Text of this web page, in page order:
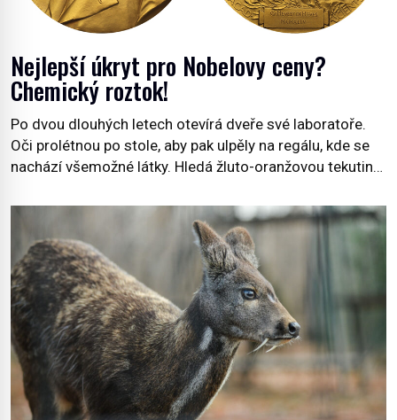
Nejlepší úkryt pro Nobelovy ceny?
Chemický roztok!
Po dvou dlouhých letech otevírá dveře své laboratoře.
Oči prolétnou po stole, aby pak ulpěly na regálu, kde se
nachází všemožné látky. Hledá žluto-oranžovou tekutinu,
plán dokončit. Pod termínem aqua regia se skrývá
směs s názvem lučavka královská. Svůj přídomek nemá
pro nic za nic, […]